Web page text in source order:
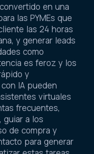
en una
las PYMEs que
las 24 horas
y generar leads
como
es feroz y los
y
IA pueden
virtuales
frecuentes,
guiar a los
de compra y
para generar